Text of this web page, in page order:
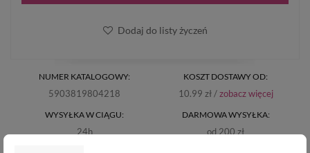
NUMER KATALOGOWY:
5903819804218
WYSYŁKA W CIĄGU:
24h
KOSZT DOSTAWY OD:
10.99 zł /zobacz więcej
DARMOWA WYSYŁKA:
od 200 zł
Dodaj do listy życzeń